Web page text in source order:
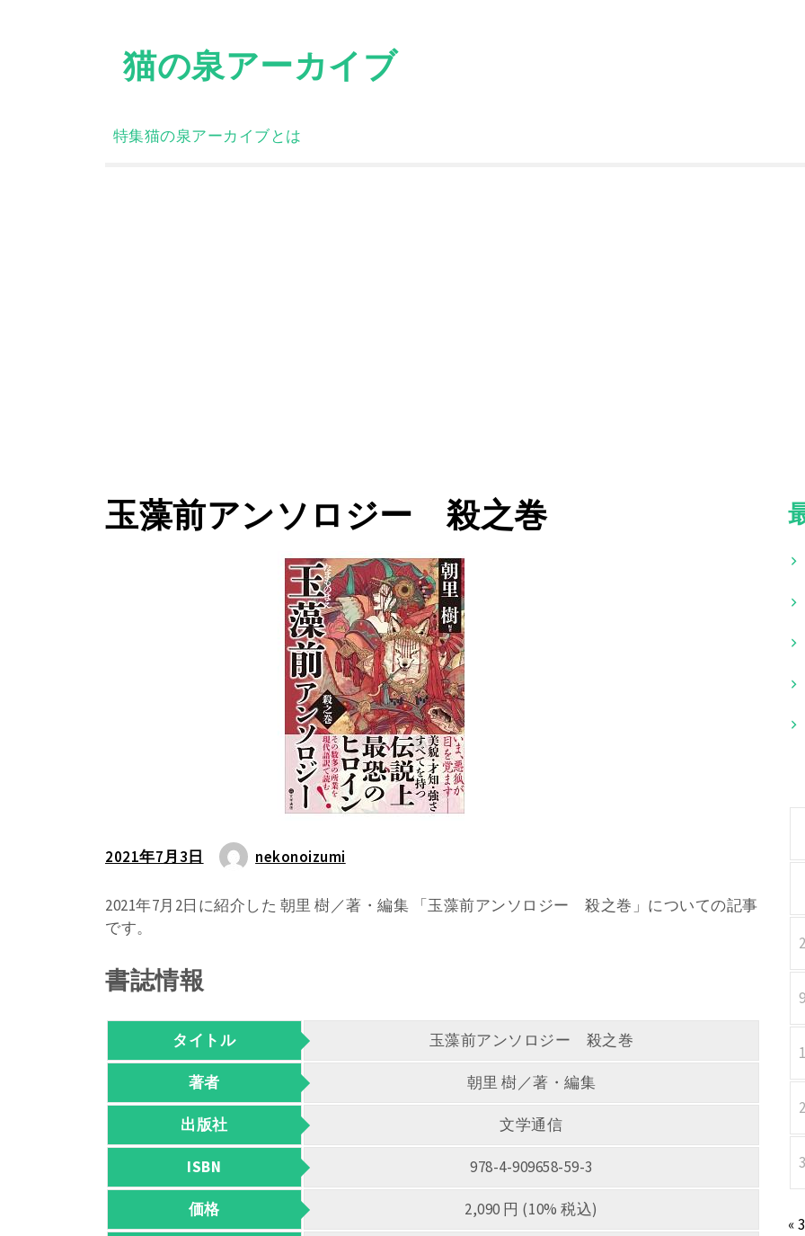
猫の泉アーカイブ
特集猫の泉アーカイブとは
玉藻前アンソロジー 殺之巻
2021年7月3日 nekonoizumi
2021年7月2日に紹介した 朝里 樹／著・編集 「玉藻前アンソロジー 殺之巻」についての記事
です。
書誌情報
タイトル 玉藻前アンソロジー 殺之巻
著者 朝里 樹／著・編集
出版社 文学通信
ISBN 978-4-909658-59-3
価格 2,090 円 (10% 税込)
«